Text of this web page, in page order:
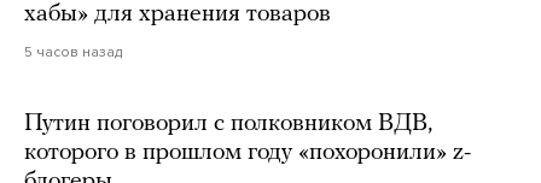
хабы» для хранения товаров
5 часов назад
Путин поговорил с полковником ВДВ,
которого в прошлом году «похоронили» z-